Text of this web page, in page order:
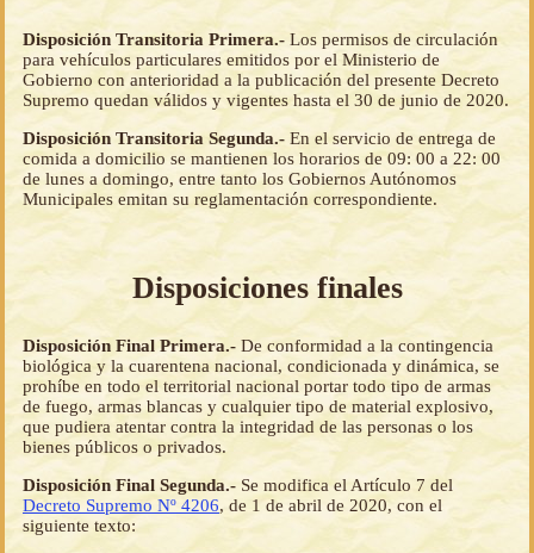
Disposición Transitoria Primera.- Los permisos de circulación
para vehículos particulares emitidos por el Ministerio de
Gobierno con anterioridad a la publicación del presente Decreto
Supremo quedan válidos y vigentes hasta el 30 de junio de 2020.
Disposición Transitoria Segunda.- En el servicio de entrega de
comida a domicilio se mantienen los horarios de 09: 00 a 22: 00
de lunes a domingo, entre tanto los Gobiernos Autónomos
Municipales emitan su reglamentación correspondiente.
Disposiciones finales
Disposición Final Primera.- De conformidad a la contingencia
biológica y la cuarentena nacional, condicionada y dinámica, se
prohíbe en todo el territorial nacional portar todo tipo de armas
de fuego, armas blancas y cualquier tipo de material explosivo,
que pudiera atentar contra la integridad de las personas o los
bienes públicos o privados.
Disposición Final Segunda.- Se modifica el Artículo 7 del
Decreto Supremo Nº 4206, de 1 de abril de 2020, con el
siguiente texto: